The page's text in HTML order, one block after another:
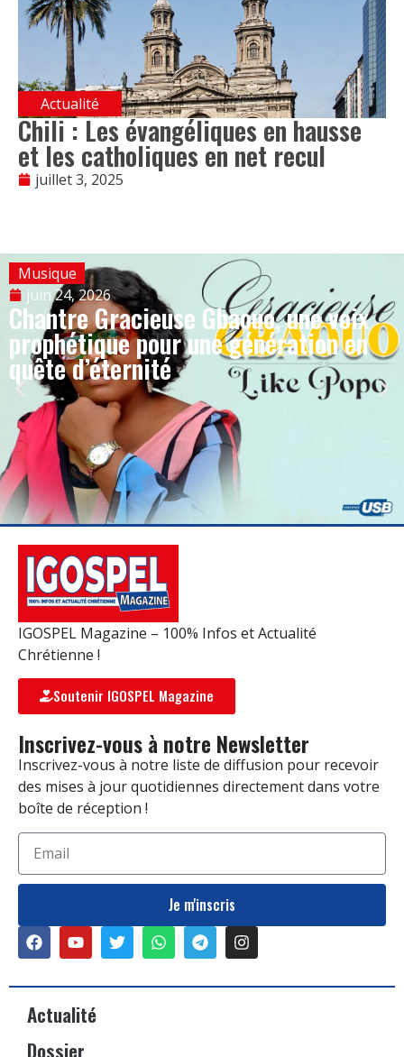
Actualité
Chili : Les évangéliques en hausse
et les catholiques en net recul
juillet 3, 2025
Musique
juin 24, 2026
Chantre Gracieuse Gbaouo, une voix
prophétique pour une génération en
quête d’éternité
IGOSPEL Magazine – 100% Infos et Actualité
Chrétienne !
Soutenir IGOSPEL Magazine
Inscrivez-vous à notre Newsletter
Inscrivez-vous à notre liste de diffusion pour recevoir
des mises à jour quotidiennes directement dans votre
boîte de réception !
Je m'inscris
Actualité
Dossier